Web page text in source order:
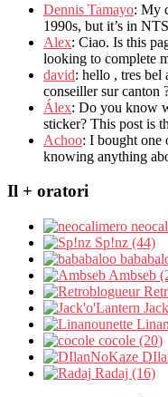
Dennis Tamayo: My
1990s, but it’s in
Alex: Ciao. Is this
looking to complete
david: hello , tres bel
conseiller sur canton
Álex: Do you know
sticker? This post is
Achoo: I bought one
knowing anything
Il + oratori
Sp!nz (44)
Ambseb
cocole (20)
Radaj (16)